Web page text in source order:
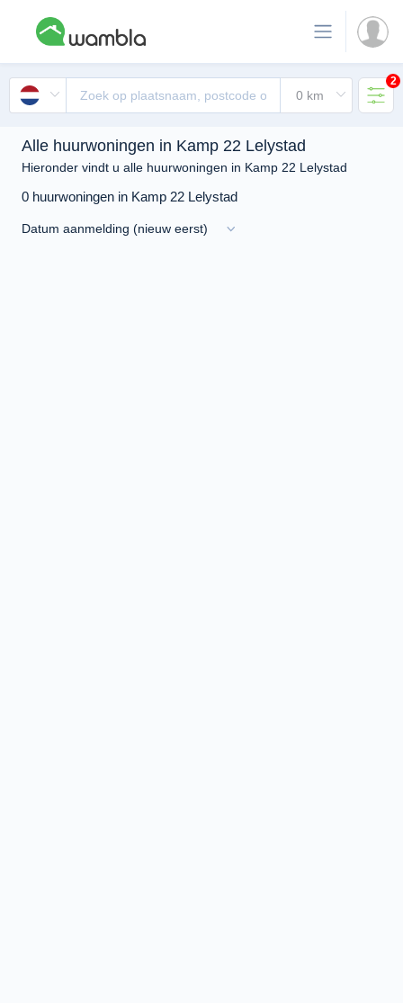
2
Alle huurwoningen in Kamp 22 Lelystad
Hieronder vindt u alle huurwoningen in Kamp 22 Lelystad
0 huurwoningen in Kamp 22 Lelystad